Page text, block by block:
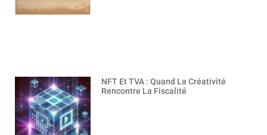
NFT Et TVA : Quand La Créativité
Rencontre La Fiscalité